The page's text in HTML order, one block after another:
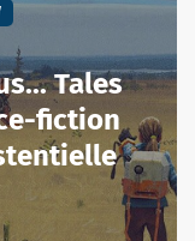
Tales
fiction